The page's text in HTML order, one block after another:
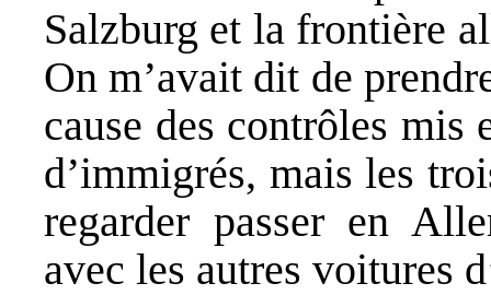
Salzburg et la frontière
On m’avait dit de
cause des contrôles
d’immigrés, mais les
regarder passer en
avec les autres voitures